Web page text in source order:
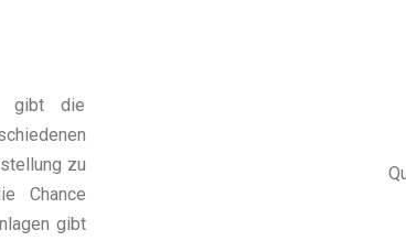
gibt die
zu
Chance
gibt